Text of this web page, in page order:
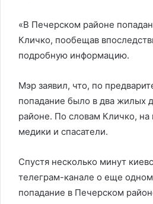
«В Печерском районе
Кличко, пообещав
подробную информацию.
Мэр заявил, что, по
попадание было в два жилых
районе. По словам Кличко, на
медики и спасатели.
Спустя несколько минут
телеграм-канале о еще
попадание в Печерском